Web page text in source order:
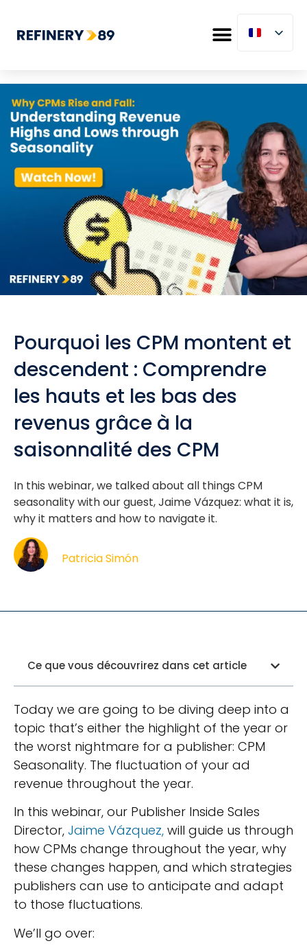
Pourquoi les CPM montent et
descendent : Comprendre
les hauts et les bas des
revenus grâce à la
saisonnalité des CPM
In this webinar, we talked about all things CPM
seasonality with our guest, Jaime Vázquez: what it is,
why it matters and how to navigate it.
Patricia Simón
Ce que vous découvrirez dans cet article
Today we are going to be diving deep into a
topic that’s either the highlight of the year or
the worst nightmare for a publisher: CPM
Seasonality. The fluctuation of your ad
revenue throughout the year.
In this webinar, our Publisher Inside Sales
Director, Jaime Vázquez, will guide us through
how CPMs change throughout the year, why
these changes happen, and which strategies
publishers can use to anticipate and adapt
to those fluctuations.
We’ll go over: